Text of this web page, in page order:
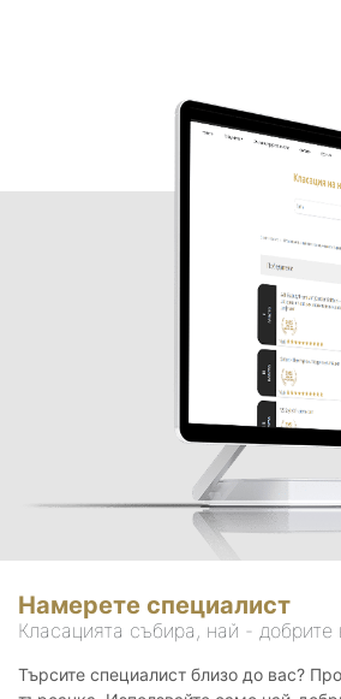
Намерете специалист
Класацията събира, най -
Търсите специалист близо до вас?